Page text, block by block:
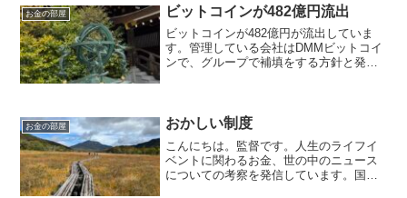
お金の部屋 ビットコインが482億円流出
ビットコインが482億円が流出していま
す。管理している会社はDMMビットコイ
ンで、グループで補填をする方針と発表
お金の部屋 おかしい制度
こんにちは。監督です。人生のライフイ
ベントに関わるお金、世の中のニュース
についての考察を発信しています。国家